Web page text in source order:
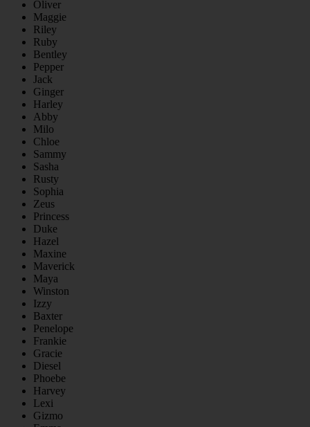
Oliver
Maggie
Riley
Ruby
Bentley
Pepper
Jack
Ginger
Harley
Abby
Milo
Chloe
Sammy
Sasha
Rusty
Sophia
Zeus
Princess
Duke
Hazel
Maxine
Maverick
Maya
Winston
Izzy
Baxter
Penelope
Frankie
Gracie
Diesel
Phoebe
Harvey
Lexi
Gizmo